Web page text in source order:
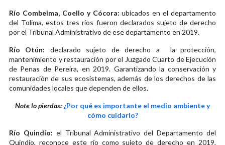
Río Combeima, Coello y Cócora: ubicados en el departamento
del Tolima, estos tres ríos fueron declarados sujeto de derecho
por el Tribunal Administrativo de ese departamento en 2019.
Río Otún: declarado sujeto de derecho a la protección,
mantenimiento y restauración por el Juzgado Cuarto de Ejecución
de Penas de Pereira, en 2019. Garantizando la conservación y
restauración de sus ecosistemas, además de los derechos de las
comunidades locales que dependen de ellos.
Note lo pierdas: ¿Por qué es importante el medio ambiente y
cómo cuidarlo?
Río Quindío: el Tribunal Administrativo del Departamento del
Quindío, reconoce este río como sujeto de derecho en 2019,